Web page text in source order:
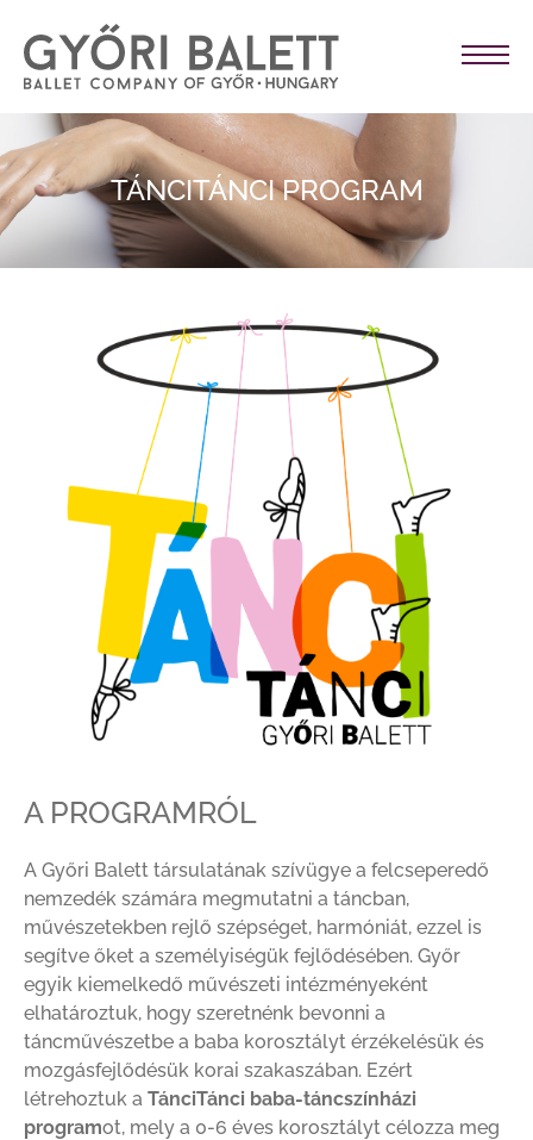
TÁNCITÁNCI PROGRAM
A PROGRAMRÓL
A Győri Balett társulatának szívügye a felcseperedő
nemzedék számára megmutatni a táncban,
művészetekben rejlő szépséget, harmóniát, ezzel is
segítve őket a személyiségük fejlődésében. Győr
egyik kiemelkedő művészeti intézményeként
elhatároztuk, hogy szeretnénk bevonni a
táncművészetbe a baba korosztályt érzékelésük és
mozgásfejlődésük korai szakaszában. Ezért
létrehoztuk a TánciTánci baba-táncszínházi
programot, mely a 0-6 éves korosztályt célozza meg